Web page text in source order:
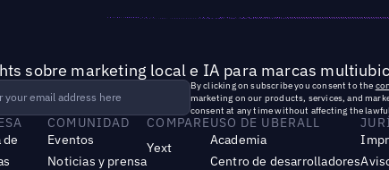
sobre marketing local e IA para marcas
By clicking on subscribe you consent to the
marketing on our products, services, and
consent at any time without affecting the
de
COMUNIDAD
Eventos
Noticias y prensa
COMPARE
Yext
USO DE UBERALL
Academia
Centro de desarrolladores